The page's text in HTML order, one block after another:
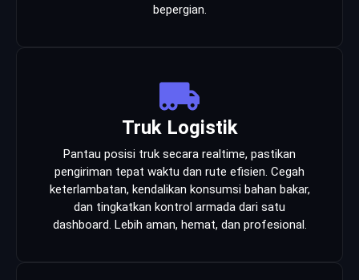
bepergian.
Truk Logistik
Pantau posisi truk secara realtime, pastikan
pengiriman tepat waktu dan rute efisien. Cegah
keterlambatan, kendalikan konsumsi bahan bakar,
dan tingkatkan kontrol armada dari satu
dashboard. Lebih aman, hemat, dan profesional.